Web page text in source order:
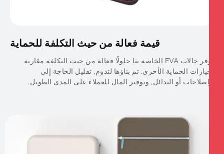
قيمة فعالة من حيث التكلفة للحماية
توفر حالات EVA الخاصة بنا حلولًا فعالة من حيث التكلفة مقارنة
الحماية الأخرى. تم بناؤها لتدوم, تقليل الحاجة إلى
أو البدائل, وتوفير المال للعملاء على المدى الطويل.